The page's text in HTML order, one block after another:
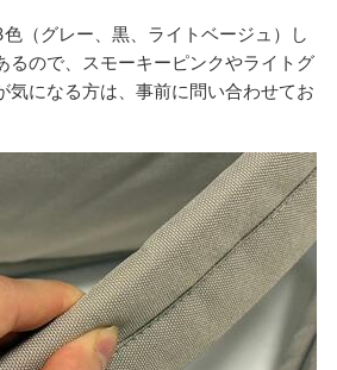
（グレー、黒、ライトベージュ）し
るので、スモーキーピンクやライトグ
気になる方は、事前に問い合わせてお